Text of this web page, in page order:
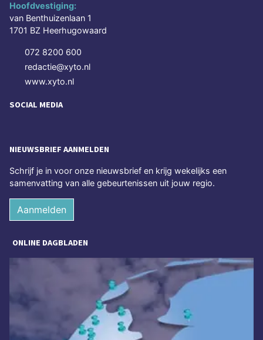
Hoofdvestiging:
van Benthuizenlaan 1
1701 BZ Heerhugowaard
072 8200 600
redactie@xyto.nl
www.xyto.nl
SOCIAL MEDIA
NIEUWSBRIEF AANMELDEN
Schrijf je in voor onze nieuwsbrief en krijg wekelijks een
samenvatting van alle gebeurtenissen uit jouw regio.
Aanmelden
ONLINE DAGBLADEN